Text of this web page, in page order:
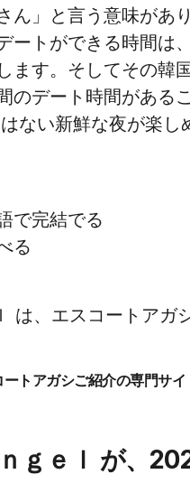
ん」と言う意味があ
ートができる時間は
ます。そしてその韓
のデート時間がある
ない新鮮な夜が楽し
で完結でる
る
トアガシご紹介の専門サイ
ｇｅｌ が、